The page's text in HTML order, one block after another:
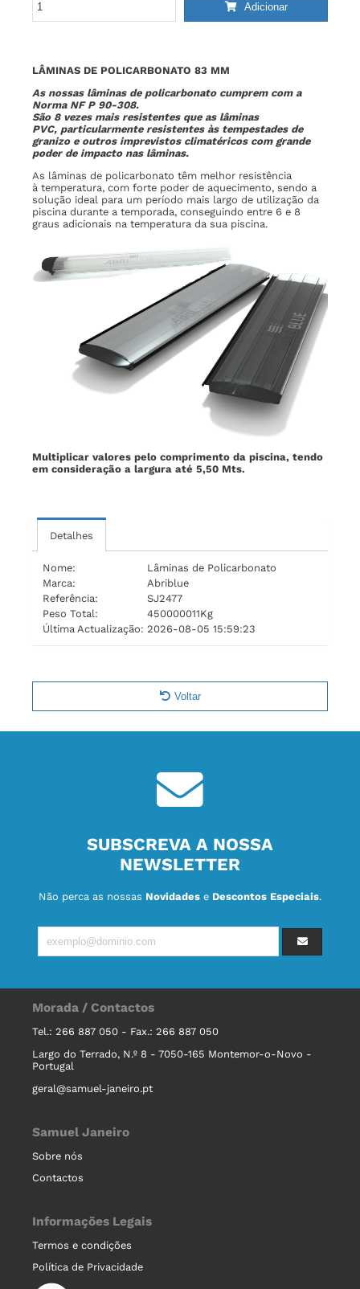
Adicionar
LÂMINAS DE POLICARBONATO 83 MM
As nossas lâminas de policarbonato cumprem com a
Norma NF P 90-308.
São 8 vezes mais resistentes que as lâminas
PVC, particularmente resistentes às tempestades de
granizo e outros imprevistos climatéricos com grande
poder de impacto nas lâminas.
As lâminas de policarbonato têm melhor resistência
à temperatura, com forte poder de aquecimento, sendo a
solução ideal para um período mais largo de utilização da
piscina durante a temporada, conseguindo entre 6 e 8
graus adicionais na temperatura da sua piscina.
Multiplicar valores pelo comprimento da piscina, tendo
em consideração a largura até 5,50 Mts.
Detalhes
Nome:
Lâminas de Policarbonato
Marca:
Abriblue
Referência:
SJ2477
Peso Total:
450000011Kg
Última Actualização: 2026-08-05 15:59:23
Voltar
SUBSCREVA A NOSSA
NEWSLETTER
Não perca as nossas Novidades e Descontos Especiais.
Morada / Contactos
Tel.: 266 887 050 - Fax.: 266 887 050
Largo do Terrado, N.º 8 - 7050-165 Montemor-o-Novo -
Portugal
geral@samuel-janeiro.pt
Samuel Janeiro
Sobre nós
Contactos
Informações Legais
Termos e condições
Política de Privacidade